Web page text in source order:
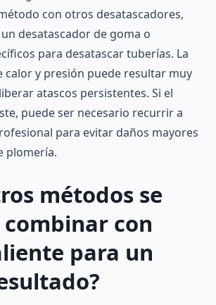
con otros desatascadores,
desatascador de goma o
para desatascar tuberías. La
calor y presión puede resultar muy
atascos persistentes. Si el
puede ser necesario recurrir a
para evitar daños mayores
plomería.
métodos se
con
para un